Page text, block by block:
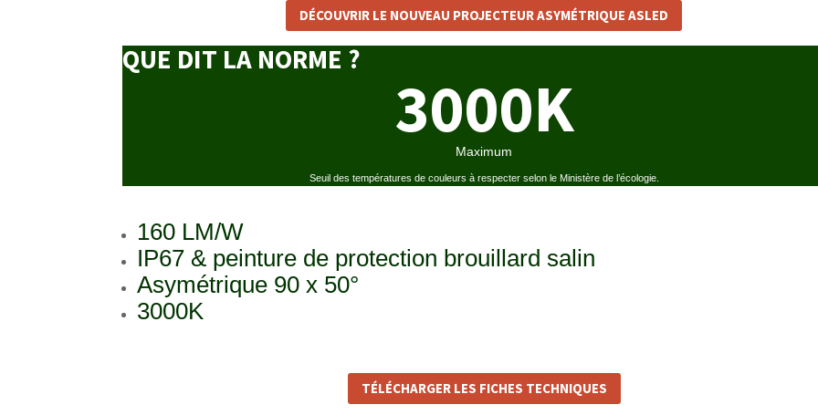
DÉCOUVRIR LE NOUVEAU PROJECTEUR ASYMÉTRIQUE ASLED
QUE DIT LA NORME ?
3000K
Maximum
Seuil des températures de couleurs à respecter selon le Ministère de l’écologie.
160 LM/W
IP67 & peinture de protection brouillard salin
Asymétrique 90 x 50°
3000K
TÉLÉCHARGER LES FICHES TECHNIQUES